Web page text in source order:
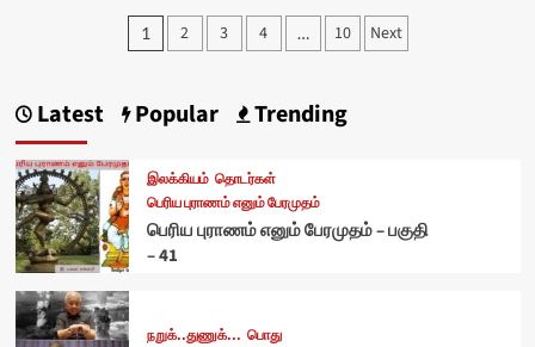
Posts
1 2 3 4 … 10 Next
Latest Popular Trending
இலக்கியம் தொடர்கள்
பெரிய புராணம் எனும் பேரமுதம்
பெரிய புராணம் எனும் பேரமுதம் – பகுதி
– 41
நறுக்..துணுக்... பொது